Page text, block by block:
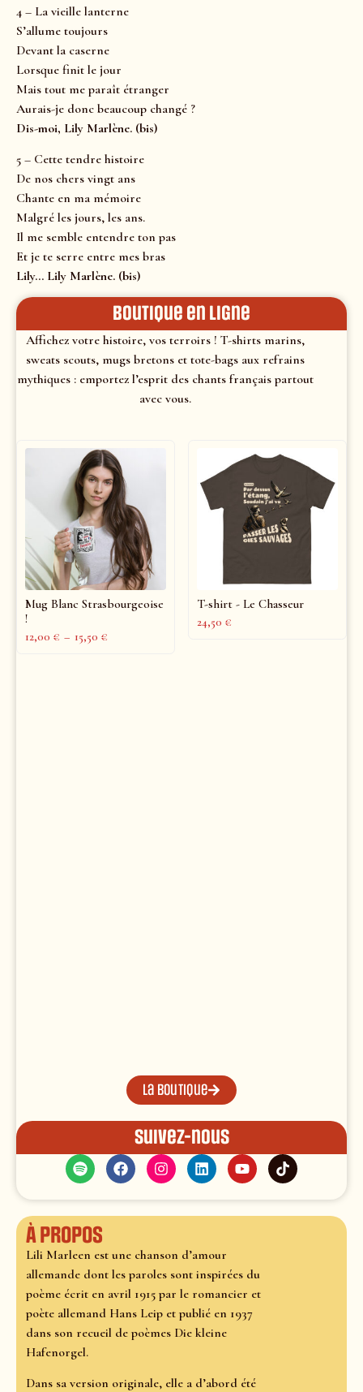
4 – La vieille lanterne
S’allume toujours
Devant la caserne
Lorsque finit le jour
Mais tout me paraît étranger
Aurais-je donc beaucoup changé ?
Dis-moi, Lily Marlène. (bis)
5 – Cette tendre histoire
De nos chers vingt ans
Chante en ma mémoire
Malgré les jours, les ans.
Il me semble entendre ton pas
Et je te serre entre mes bras
Lily… Lily Marlène. (bis)
Boutique en ligne
Affichez votre histoire, vos terroirs ! T-shirts marins,
sweats scouts, mugs bretons et tote-bags aux refrains
mythiques : emportez l’esprit des chants français partout
avec vous.
Mug Blanc Strasbourgeoise
!
12,00 € – 15,50 €
T-shirt - Le Chasseur
24,50 €
La boutique
Suivez-nous
À propos
Lili Marleen est une chanson d’amour
allemande dont les paroles sont inspirées du
poème écrit en avril 1915 par le romancier et
poète allemand Hans Leip et publié en 1937
dans son recueil de poèmes Die kleine
Hafenorgel.
Dans sa version originale, elle a d’abord été